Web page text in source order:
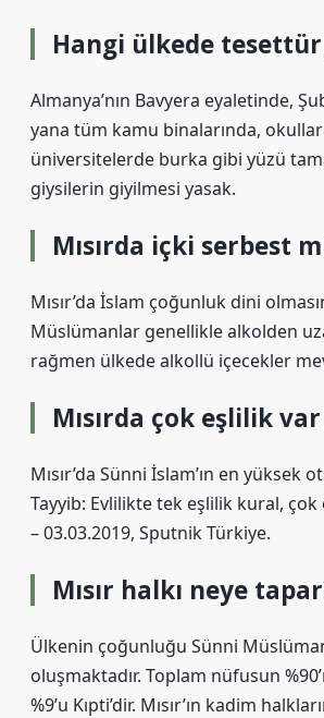
Hangi ülkede
Almanya’nın Bavyera eyaletinde,
yana tüm kamu binalarında,
üniversitelerde burka gibi yüzü
giysilerin giyilmesi yasak.
Mısırda içki serbest
Mısır’da İslam çoğunluk dini
Müslümanlar genellikle alkolden
rağmen ülkede alkollü içecekler
Mısırda çok eşlilik var
Mısır’da Sünni İslam’ın en yüksek
Tayyib: Evlilikte tek eşlilik kural, çok
– 03.03.2019, Sputnik Türkiye.
Mısır halkı neye
Ülkenin çoğunluğu Sünni
oluşmaktadır. Toplam nüfusun
%9’u Kıpti’dir. Mısır’ın kadim